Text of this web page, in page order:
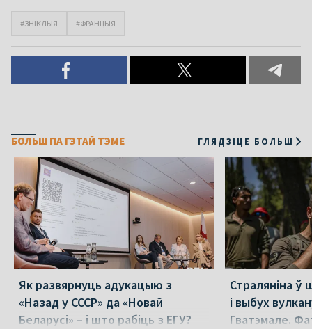
#ЗНІКЛЫЯ #ФРАНЦЫЯ
БОЛЬШ ПА ГЭТАЙ ТЭМЕ ГЛЯДЗІЦЕ БОЛЬШ
Як развярнуць адукацыю з
«Назад у СССР» да «Новай
Беларусі» – і што рабіць з ЕГУ?
Страляніна ў
і выбух
Гватэмале.